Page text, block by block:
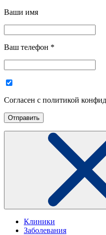
Ваши имя
Ваш телефон *
Согласен с политикой
Клиники
Заболевания